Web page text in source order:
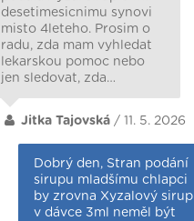
desetimesicnimu synovi
misto 4leteho. Prosim o
radu, zda mam vyhledat
lekarskou pomoc nebo
jen sledovat, zda…
Jitka Tajovská / 11. 5. 2026
Dobrý den, Stran podání
sirupu mladšímu chlapci
by zrovna Xyzalový sirup
v dávce 3ml neměl být